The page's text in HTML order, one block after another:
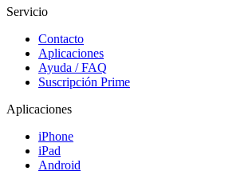
Servicio
Contacto
Aplicaciones
Ayuda / FAQ
Suscripción Prime
Aplicaciones
iPhone
iPad
Android